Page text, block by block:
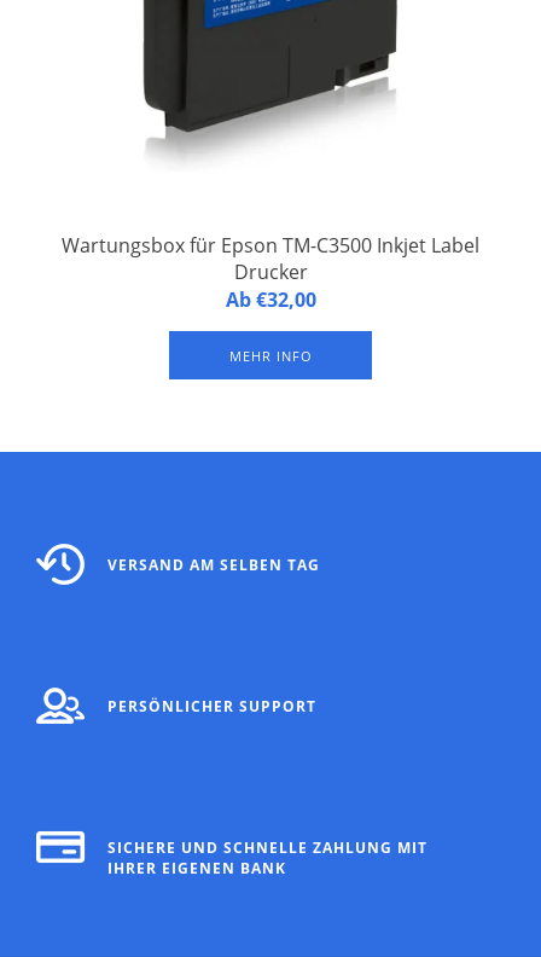
Wartungsbox für Epson TM-C3500 Inkjet Label
Drucker
Wartungsbox für Epson TM-C3500 Inkjet Label Drucker
Ab €32,00
MEHR INFO
VERSAND AM SELBEN TAG
PERSÖNLICHER SUPPORT
SICHERE UND SCHNELLE ZAHLUNG MIT
IHRER EIGENEN BANK